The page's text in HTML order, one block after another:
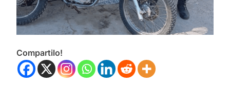
Compartilo!